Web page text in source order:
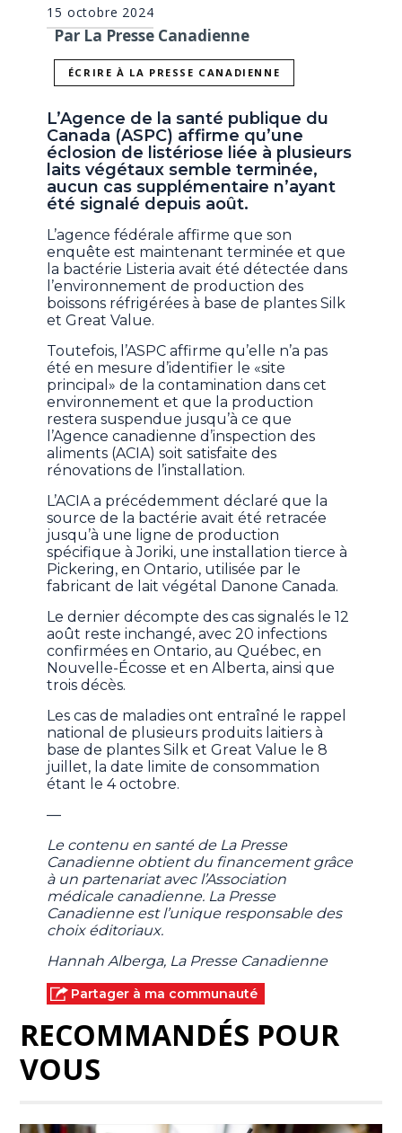
15 octobre 2024
Par La Presse Canadienne
ÉCRIRE À LA PRESSE CANADIENNE
L’Agence de la santé publique du
Canada (ASPC) affirme qu’une
éclosion de listériose liée à plusieurs
laits végétaux semble terminée,
aucun cas supplémentaire n’ayant
été signalé depuis août.
L’agence fédérale affirme que son
enquête est maintenant terminée et que
la bactérie Listeria avait été détectée dans
l’environnement de production des
boissons réfrigérées à base de plantes Silk
et Great Value.
Toutefois, l’ASPC affirme qu’elle n’a pas
été en mesure d’identifier le «site
principal» de la contamination dans cet
environnement et que la production
restera suspendue jusqu’à ce que
l’Agence canadienne d’inspection des
aliments (ACIA) soit satisfaite des
rénovations de l’installation.
L’ACIA a précédemment déclaré que la
source de la bactérie avait été retracée
jusqu’à une ligne de production
spécifique à Joriki, une installation tierce à
Pickering, en Ontario, utilisée par le
fabricant de lait végétal Danone Canada.
Le dernier décompte des cas signalés le 12
août reste inchangé, avec 20 infections
confirmées en Ontario, au Québec, en
Nouvelle-Écosse et en Alberta, ainsi que
trois décès.
Les cas de maladies ont entraîné le rappel
national de plusieurs produits laitiers à
base de plantes Silk et Great Value le 8
juillet, la date limite de consommation
étant le 4 octobre.
—
Le contenu en santé de La Presse
Canadienne obtient du financement grâce
à un partenariat avec l’Association
médicale canadienne. La Presse
Canadienne est l’unique responsable des
choix éditoriaux.
Hannah Alberga, La Presse Canadienne
Partager à ma communauté
RECOMMANDÉS POUR
VOUS